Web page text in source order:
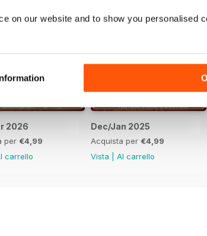
on our website and to show you personalised
2026
per €4,99
carrello
Dec/Jan 2025
Acquista per €4,99
Vista
Al carrello